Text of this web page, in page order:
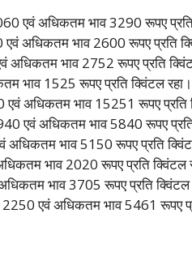
एवं अधिकतम भाव 3290 रूपए प्रति
अधिकतम भाव 2600 रूपए प्रति
अधिकतम भाव 2752 रूपए प्रति
भाव 1525 रूपए प्रति क्विंटल रहा।
अधिकतम भाव 15251 रूपए प्रति
एवं अधिकतम भाव 5840 रूपए प्रति
अधिकतम भाव 5150 रूपए प्रति
भाव 2020 रूपए प्रति क्विंटल
भाव 3705 रूपए प्रति क्विंटल
एवं अधिकतम भाव 5461 रूपए